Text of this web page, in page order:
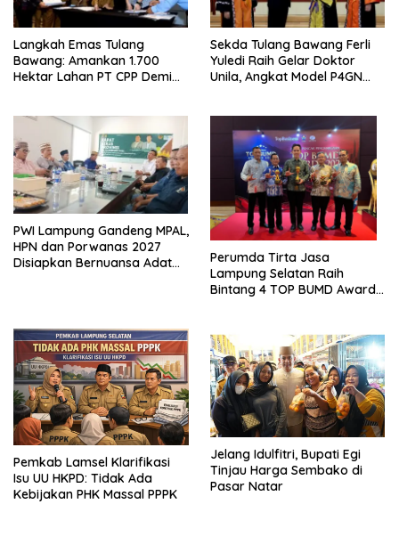
Langkah Emas Tulang
Bawang: Amankan 1.700
Hektar Lahan PT CPP Demi
Sekda Tulang Bawang Ferli
Yuledi Raih Gelar Doktor
Unila, Angkat Model P4GN
PWI Lampung Gandeng MPAL,
HPN dan Porwanas 2027
Disiapkan Bernuansa Adat
Perumda Tirta Jasa
Lampung Selatan Raih
Bintang 4 TOP BUMD Awards
Pemkab Lamsel Klarifikasi
Isu UU HKPD: Tidak Ada
Kebijakan PHK Massal PPPK
Jelang Idulfitri, Bupati Egi
Tinjau Harga Sembako di
Pasar Natar